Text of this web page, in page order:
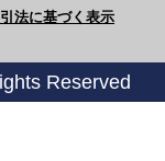
法に基づく表示
Reserved